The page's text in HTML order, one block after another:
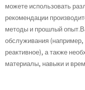
можете использовать
рекомендации
методы и прошлый
обслуживания
реактивное), а также
материалы, навыки и